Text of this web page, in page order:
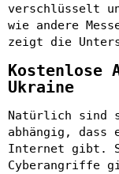
verschlüsselt
wie andere
zeigt die
Kostenlose
Ukraine
Natürlich sind
abhängig, dass
Internet gibt.
Cyberangriffe